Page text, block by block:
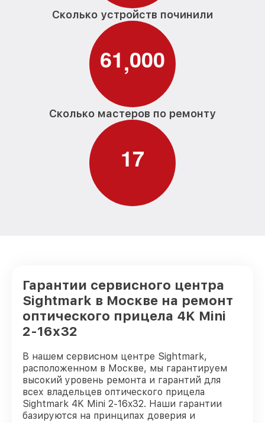
Сколько устройств починили
61,000
Сколько мастеров по ремонту
17
Гарантии сервисного центра
Sightmark в Москве на ремонт
оптического прицела 4K Mini
2-16x32
В нашем сервисном центре Sightmark,
расположенном в Москве, мы гарантируем
высокий уровень ремонта и гарантий для
всех владельцев оптического прицела
Sightmark 4K Mini 2-16x32. Наши гарантии
базируются на принципах доверия и